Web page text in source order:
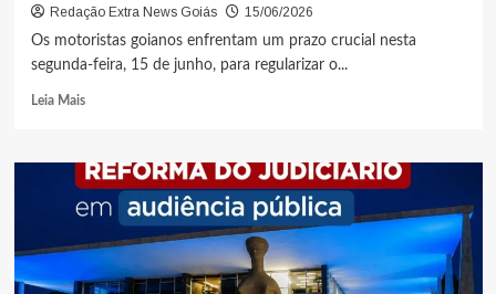
Redação Extra News Goiás
15/06/2026
Os motoristas goianos enfrentam um prazo crucial nesta
segunda-feira, 15 de junho, para regularizar o...
Leia Mais